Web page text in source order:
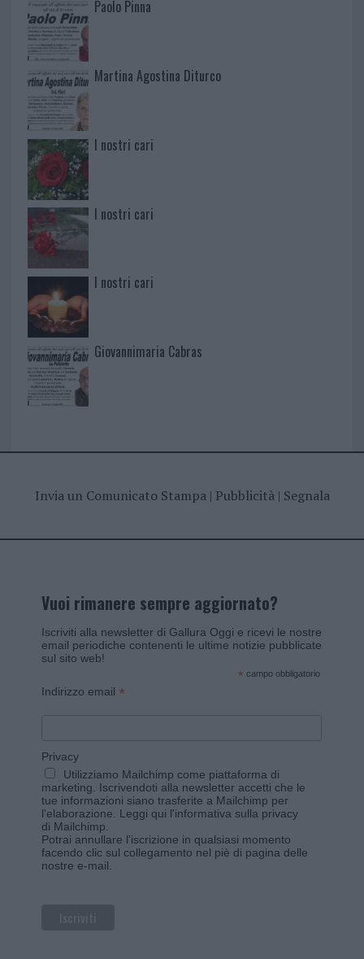
Paolo Pinna
Martina Agostina Diturco
I nostri cari
I nostri cari
I nostri cari
Giovannimaria Cabras
Invia un Comunicato Stampa| Pubblicità| Segnala
Vuoi rimanere sempre aggiornato?
Iscriviti alla newsletter di Gallura Oggi e ricevi le nostre
email periodiche contenenti le ultime notizie pubblicate
sul sito web!
* campo obbligatorio
Indirizzo email *
Privacy
Utilizziamo Mailchimp come piattaforma di
marketing. Iscrivendoti alla newsletter accetti che le
tue informazioni siano trasferite a Mailchimp per
l'elaborazione. Leggi qui l'informativa sulla privacy
di Mailchimp
Potrai annullare l'iscrizione in qualsiasi momento
facendo clic sul collegamento nel piè di pagina delle
nostre e-mail.